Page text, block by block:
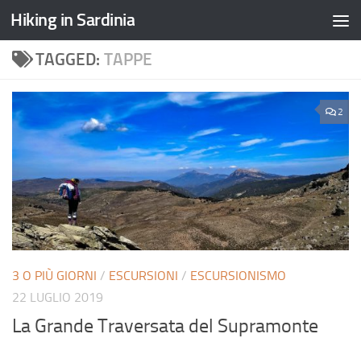
Hiking in Sardinia
TAGGED: TAPPE
2
3 O PIÙ GIORNI / ESCURSIONI / ESCURSIONISMO
22 LUGLIO 2019
La Grande Traversata del Supramonte